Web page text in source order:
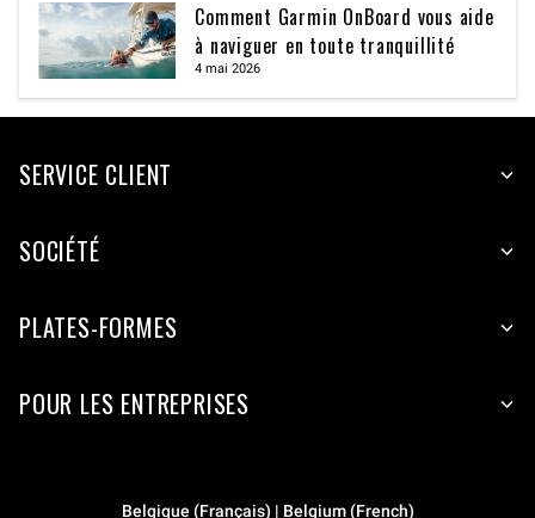
Comment Garmin OnBoard vous aide
à naviguer en toute tranquillité
4 mai 2026
SERVICE CLIENT
SOCIÉTÉ
PLATES-FORMES
POUR LES ENTREPRISES
Belgique (Français) | Belgium (French)